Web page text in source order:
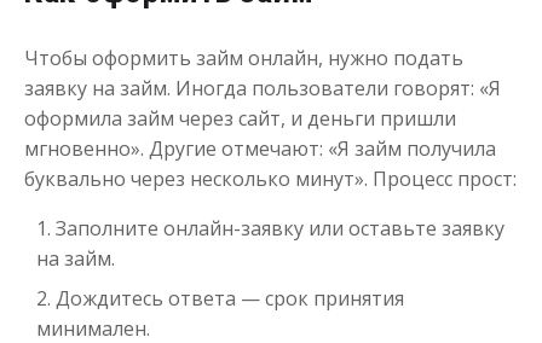
Переведём в долг
Срок от 1до 21 дня
Чтобы оформить займ онлайн, нужно подать
заявку на займ. Иногда пользователи говорят: «Я
оформила займ через сайт, и деньги пришли
мгновенно». Другие отмечают: «Я займ получила
буквально через несколько минут». Процесс прост:
Заполните онлайн-заявку или оставьте заявку
на займ.
Дождитесь ответа — срок принятия
минимален.